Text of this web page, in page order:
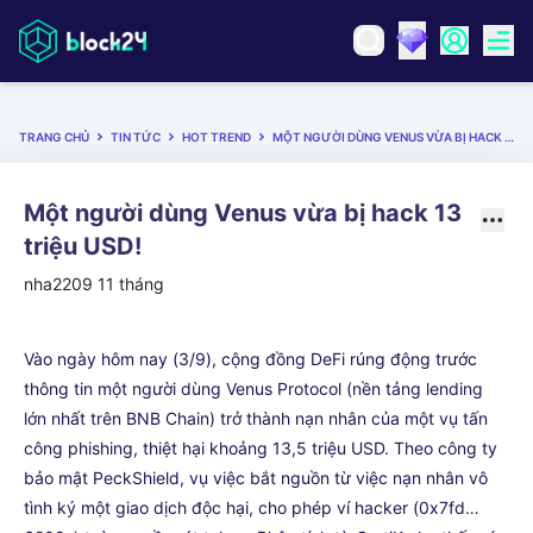
TRANG CHỦ TIN TỨC HOT TREND MỘT NGƯỜI DÙNG VENUS VỪA BỊ HACK 13 TRIỆU USD!
Một người dùng Venus vừa bị hack 13
triệu USD!
nha2209 11 tháng
Vào ngày hôm nay (3/9), cộng đồng DeFi rúng động trước
thông tin một người dùng Venus Protocol (nền tảng lending
lớn nhất trên BNB Chain) trở thành nạn nhân của một vụ tấn
công phishing, thiệt hại khoảng 13,5 triệu USD. Theo công ty
bảo mật PeckShield, vụ việc bắt nguồn từ việc nạn nhân vô
tình ký một giao dịch độc hại, cho phép ví hacker (0x7fd…